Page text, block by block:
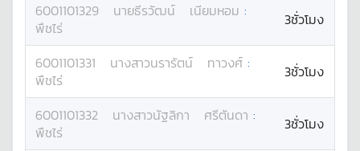
6001101329 นายธีรวัฒน์ เนียมหอม :
พืชไร่
3ชั่วโมง
6001101331 นางสาวนรารัตน์ ทาวงศ์ :
พืชไร่
3ชั่วโมง
6001101332 นางสาวนัฐลิกา ศรีตันดา :
พืชไร่
3ชั่วโมง